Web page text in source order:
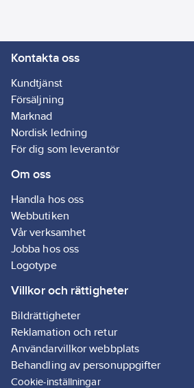
väggen och stötfogar
med ett djup på upp
till 3 mm. Hål och
sprickor behöver inte
fyllas ut före
användning, det vill
applicera tejpen utan
att först använda
fyllnadsmedel.
tesa® 60101 har hög
beständighet mot
mycket slitstark.
Artikelnr: 5001001935
Lev.
artikelnr:
60101-00000-00
Ean
artikelnr:
4042448295347
Kontakta oss
Kundtjänst
Försäljning
Marknad
Nordisk ledning
För dig som leverantör
Om oss
Handla hos oss
Webbutiken
Vår verksamhet
Jobba hos oss
Logotype
Villkor och rättigheter
Bildrättigheter
Reklamation och retur
Användarvillkor webbplats
Behandling av personuppgifter
Cookie-inställningar